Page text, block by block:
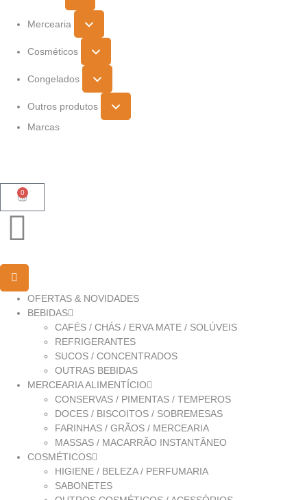
Mercearia
Cosméticos
Congelados
Outros produtos
Marcas
0
OFERTAS & NOVIDADES
BEBIDAS
CAFÉS / CHÁS / ERVA MATE / SOLÚVEIS
REFRIGERANTES
SUCOS / CONCENTRADOS
OUTRAS BEBIDAS
MERCEARIA ALIMENTÍCIO
CONSERVAS / PIMENTAS / TEMPEROS
DOCES / BISCOITOS / SOBREMESAS
FARINHAS / GRÃOS / MERCEARIA
MASSAS / MACARRÃO INSTANTÂNEO
COSMÉTICOS
HIGIENE / BELEZA / PERFUMARIA
SABONETES